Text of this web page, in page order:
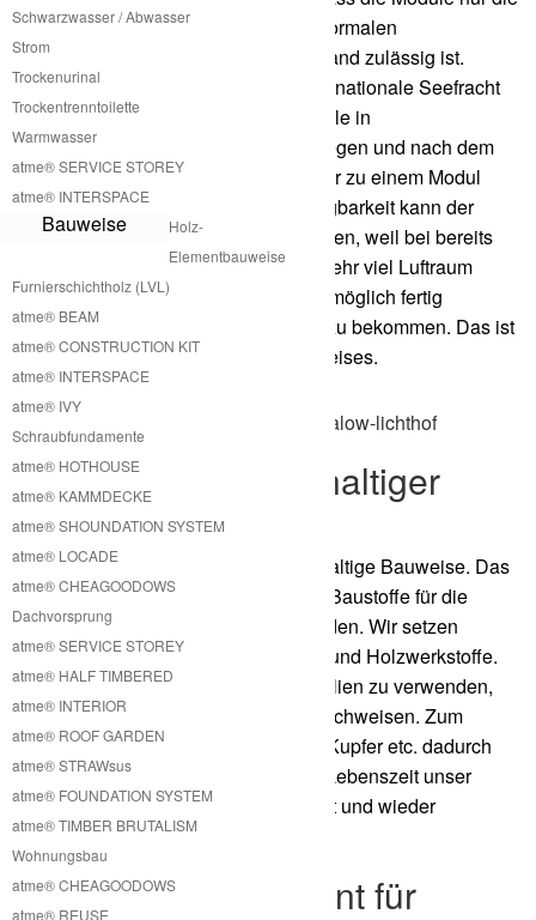
Schwarzwasser / Abwasser
Strom
Trockenurinal
Trockentrenntoilette
Warmwasser
atme® SERVICE STOREY
atme® INTERSPACE
Bauweise
Holz-
Elementbauweise
Furnierschichtholz (LVL)
atme® BEAM
atme® CONSTRUCTION KIT
atme® INTERSPACE
atme® IVY
Schraubfundamente
atme® HOTHOUSE
atme® KAMMDECKE
atme® SHOUNDATION SYSTEM
atme® LOCADE
atme® CHEAGOODOWS
Dachvorsprung
atme® SERVICE STOREY
atme® HALF TIMBERED
atme® INTERIOR
atme® ROOF GARDEN
atme® STRAWsus
atme® FOUNDATION SYSTEM
atme® TIMBER BRUTALISM
Wohnungsbau
atme® CHEAGOODOWS
atme® REUSE
maximale Größe haben die für den normalen
Straßenverkehr ohne größeren Aufwand zulässig ist.
Unsere Module sind auch für die internationale Seefracht
angepasst. Dafür kann man die Module in
dementsprechend kleinere Teile zerlegen und nach dem
Transport in dem Seecontainer wieder zu einem Modul
zusammenbauen. Durch diese Zerlegbarkeit kann der
Transport sehr effizient gestaltet werden, weil bei bereits
fertig zusammengebauten Modulen sehr viel Luftraum
transportiert wird. Es ist jedoch auch möglich fertig
zusammengebaute Module geliefert zu bekommen. Das ist
letztendlich immer eine Frage des Preises.
Outhouse mit nachhaltiger
Bauweise
Unser Outhouse hat eine sehr nachhaltige Bauweise. Das
liegt daran, dass wir nur nachhaltige Baustoffe für die
Fertigung unseres Outhouse verwenden. Wir setzen
hauptsächlich auf den Baustoff Holz und Holzwerkstoffe.
Ansonsten versuchen wir nur Materialien zu verwenden,
die eine sehr hohe Recycelbarkeit nachweisen. Zum
Beispiel wie Bleche wie Aluminium, Kupfer etc. dadurch
kann erreicht werden dass nach der Lebenszeit unser
Outhouse nahezu vollständig recycelt und wieder
verwendet werden kann.
Kein Betonfundament für